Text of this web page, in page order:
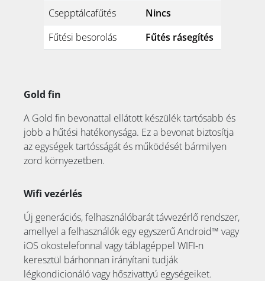
Csepptálcafűtés
Nincs
Fűtési besorolás
Fűtés rásegítés
Gold fin
A Gold fin bevonattal ellátott készülék tartósabb és
jobb a hűtési hatékonysága. Ez a bevonat biztosítja
az egységek tartósságát és működését bármilyen
zord környezetben.
Wifi vezérlés
Új generációs, felhasználóbarát távvezérlő rendszer,
amellyel a felhasználók egy egyszerű Android™ vagy
iOS okostelefonnal vagy táblagéppel WIFI-n
keresztül bárhonnan irányítani tudják
légkondicionáló vagy hőszivattyú egységeiket.